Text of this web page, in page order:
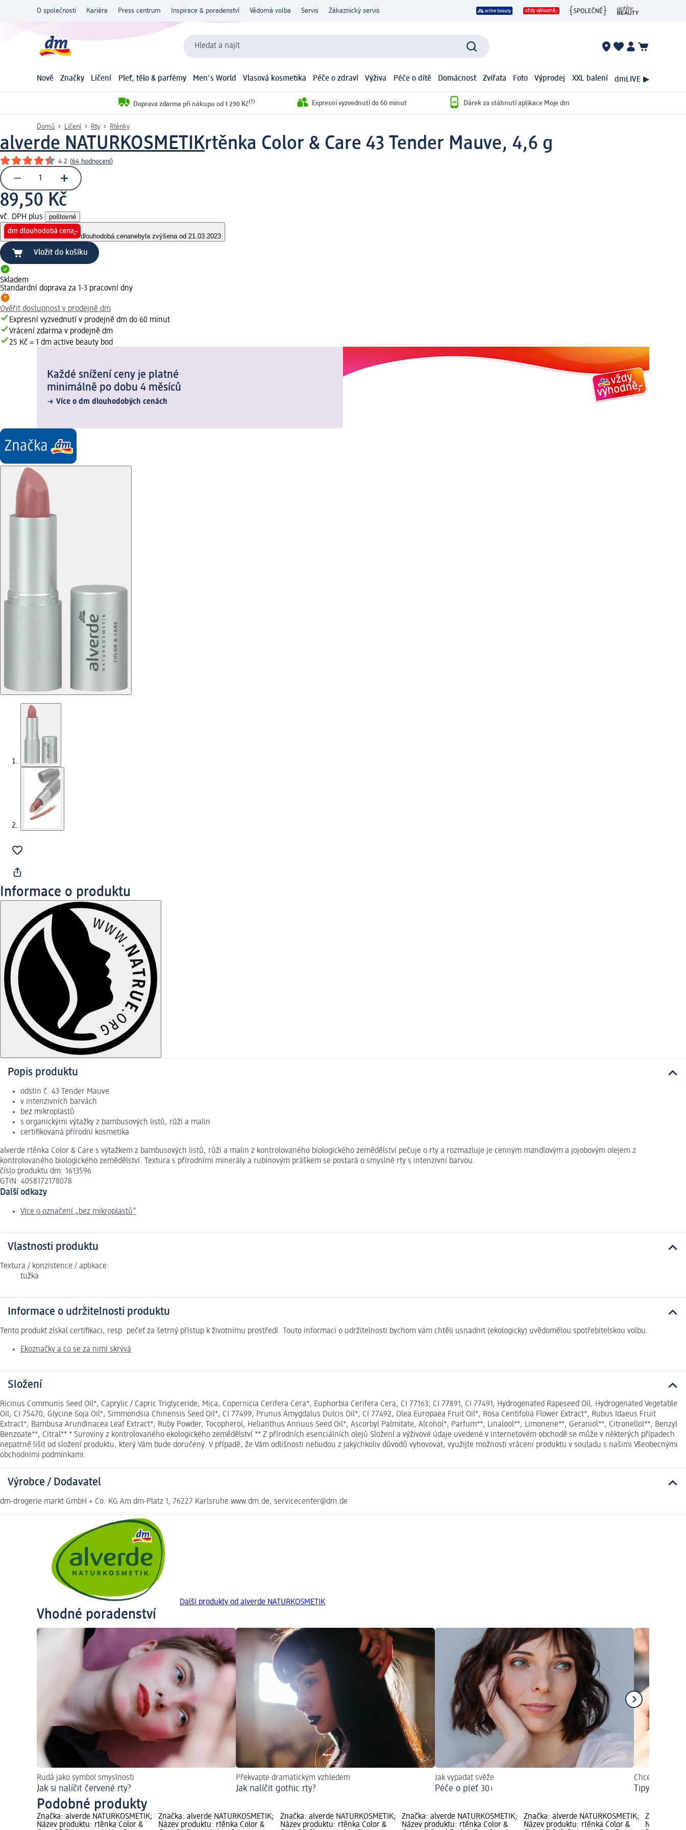
O společnosti Kariéra Press centrum Inspirace & poradenství Vědomá volba Servis Zákaznický servis
Hledat a najít
Nově Značky Líčení Pleť, tělo & parfémy Men's World Vlasová kosmetika Péče o zdraví Výživa Péče o dítě Domácnost Zvířata Foto Výprodej XXL balení dmLIVE ▶
Doprava zdarma při nákupu od 1 290 Kč(1) Expresní vyzvednutí do 60 minut Dárek za stáhnutí aplikace Moje dm
Domů Líčení Rty Rtěnky
alverde NATURKOSMETIKrtěnka Color & Care 43 Tender Mauve, 4,6 g
4.2 (64 hodnocení)
89,50 Kč
vč. DPH plus poštovné
dlouhodobá cenanebyla zvýšena od 21.03.2023
Vložit do košíku
Skladem
Standardní doprava za 1-3 pracovní dny
Ověřit dostupnost v prodejně dm
Expresní vyzvednutí v prodejně dm do 60 minut
Vrácení zdarma v prodejně dm
25 Kč = 1 dm active beauty bod
Každé snížení ceny je platné
minimálně po dobu 4 měsíců
Více o dm dlouhodobých cenách
Informace o produktu
Popis produktu
odstín č. 43 Tender Mauve
v intenzivních barvách
bez mikroplastů
s organickými výtažky z bambusových listů, růží a malin
certifikovaná přírodní kosmetika
alverde rtěnka Color & Care s výtažkem z bambusových listů, růží a malin z kontrolovaného biologického zemědělství pečuje o rty a rozmazluje je cenným mandlovým a jojobovým olejem z
kontrolovaného biologického zemědělství. Textura s přírodními minerály a rubínovým práškem se postará o smyslné rty s intenzivní barvou.
číslo produktu dm: 1613596
GTIN: 4058172178078
Další odkazy
Více o označení „bez mikroplastů“
Vlastnosti produktu
Textura / konzistence / aplikace:
tužka
Informace o udržitelnosti produktu
Tento produkt získal certifikaci, resp. pečeť za šetrný přístup k životnímu prostředí. Touto informací o udržitelnosti bychom vám chtěli usnadnit (ekologicky) uvědomělou spotřebitelskou volbu.
Ekoznačky a co se za nimi skrývá
Složení
Ricinus Communis Seed Oil*, Caprylic / Capric Triglyceride, Mica, Copernicia Cerifera Cera*, Euphorbia Cerifera Cera, CI 77163, CI 77891, CI 77491, Hydrogenated Rapeseed Oil, Hydrogenated Vegetable
Oil, CI 75470, Glycine Soja Oil*, Simmondsia Chinensis Seed Oil*, CI 77499, Prunus Amygdalus Dulcis Oil*, CI 77492, Olea Europaea Fruit Oil*, Rosa Centifolia Flower Extract*, Rubus Idaeus Fruit
Extract*, Bambusa Arundinacea Leaf Extract*, Ruby Powder, Tocopherol, Helianthus Annuus Seed Oil*, Ascorbyl Palmitate, Alcohol*, Parfum**, Linalool**, Limonene**, Geraniol**, Citronellol**, Benzyl
Benzoate**, Citral** * Suroviny z kontrolovaného ekologického zemědělství ** Z přírodních esenciálních olejů Složení a výživové údaje uvedené v internetovém obchodě se může v některých případech
nepatrně lišit od složení produktu, který Vám bude doručený. V případě, že Vám odlišnosti nebudou z jakýchkoliv důvodů vyhovovat, využijte možnosti vrácení produktu v souladu s našimi Všeobecnými
obchodními podmínkami.
Výrobce / Dodavatel
dm-drogerie markt GmbH + Co. KG Am dm-Platz 1, 76227 Karlsruhe www.dm.de, servicecenter@dm.de
Další produkty od alverde NATURKOSMETIK
Vhodné poradenství
Rudá jako symbol smyslnosti
Jak si nalíčit červené rty?
Překvapte dramatickým vzhledem
Jak nalíčit gothic rty?
Jak vypadat svěže
Péče o pleť 30+
Chcete mít
Tipy a triky
Podobné produkty
Značka: alverde NATURKOSMETIK;
Název produktu: rtěnka Color &
Značka: alverde NATURKOSMETIK;
Název produktu: rtěnka Color &
Značka: alverde NATURKOSMETIK;
Název produktu: rtěnka Color &
Značka: alverde NATURKOSMETIK;
Název produktu: rtěnka Color &
Značka: alverde NATURKOSMETIK;
Název produktu: rtěnka Color &
Značka:
Název